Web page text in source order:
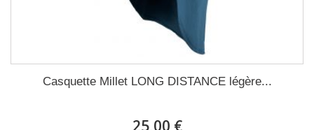
Casquette Millet LONG DISTANCE légère...
25,00 €